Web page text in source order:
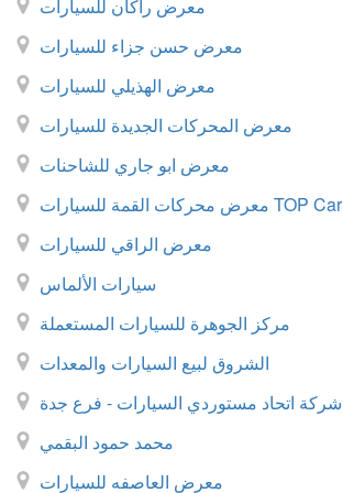
معرض راكان للسيارات
معرض حسن جزاء للسيارات
معرض الهذيلي للسيارات
معرض المحركات الجديدة للسيارات
معرض ابو جاري للشاحنات
معرض محركات القمة للسيارات TOP Car
معرض الراقي للسيارات
سيارات الألماس
مركز الجوهرة للسيارات المستعملة
الشروق لبيع السيارات والمعدات
شركة اتحاد مستوردي السيارات - فرع جدة
محمد حمود البقمي
معرض العاصفه للسيارات